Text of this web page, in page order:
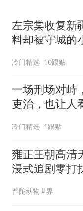
左宗棠收复新
料却被守城的
冷门精选 10跟贴
一场刑场对峙
吏治，也让人
冷门精选 1跟贴
雍正王朝高清
浸式追剧零打
普陀动物世界